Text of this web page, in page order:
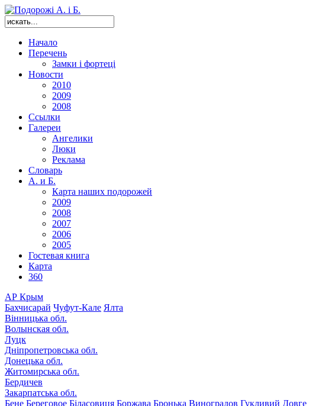
Начало
Перечень
Замки і фортеці
Новости
2010
2009
2008
Ссылки
Галереи
Ангелики
Люки
Реклама
Словарь
А. и Б.
Карта наших подорожей
2009
2008
2007
2006
2005
Гостевая книга
Карта
360
АР Крым
Бахчисарай Чуфут-Кале Ялта
Вінницька обл.
Волынская обл.
Луцк
Дніпропетровська обл.
Донецька обл.
Житомирська обл.
Бердичев
Закарпатська обл.
Бене Береговое Біласовиця Боржава Бронька Виноградов Гукливий Довге